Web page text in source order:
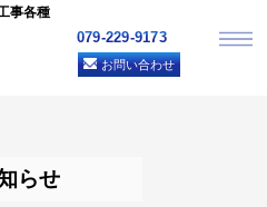
事各種
079-229-9173
お問い合わせ
らせ